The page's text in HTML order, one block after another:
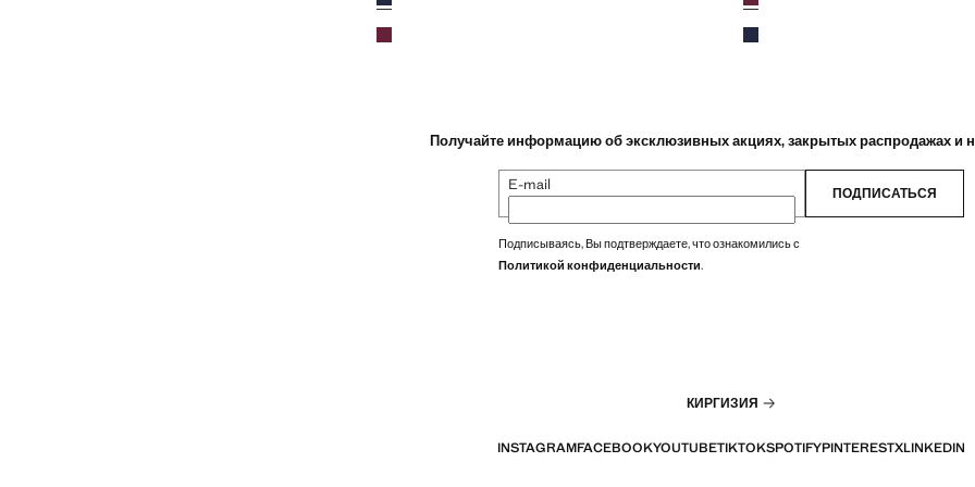
Бургундия
Синий
Получайте информацию об эксклюзивных акциях, закрытых распродажах и
E-mail ПОДПИСАТЬСЯ
Подписываясь, Вы подтверждаете, что ознакомились с
Политикой конфиденциальности.
КИРГИЗИЯ
INSTAGRAMFACEBOOKYOUTUBETIKTOKSPOTIFYPINTERESTXLINKEDIN